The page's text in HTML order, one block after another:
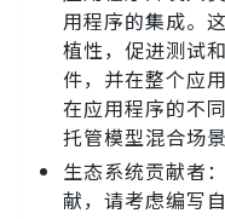
用程序的集成。
植性，促进测试
件，并在整个应
在应用程序的不
托管模型混合场景
生态系统贡献者
献，请考虑编写